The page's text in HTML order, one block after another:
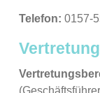
Telefon: 0157-